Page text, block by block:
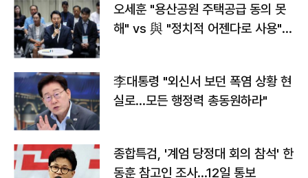
오세훈 "용산공원 주택공급 동의 못
해" vs 與 "정치적 어젠다로 사용"
李대통령 "외신서 보던 폭염 상황 현
실로…모든 행정력 총동원하라"
종합특검, '계엄 당정대 회의 참석' 한
동훈 참고인 조사...12일 통보